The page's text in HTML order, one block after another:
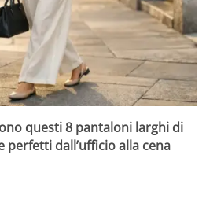
questi 8 pantaloni larghi di
perfetti dall’ufficio alla cena